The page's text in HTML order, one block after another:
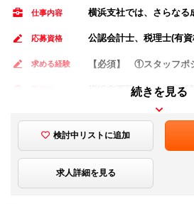
仕事内容 横浜支社では、さらなる
応募資格 公認会計士、税理士(有
求める経験 【必須】 ①スタッフ
横浜市西区 各線 横
年収 400万円～1200
続きを見る
検討中リストに追加
求人詳細を見る